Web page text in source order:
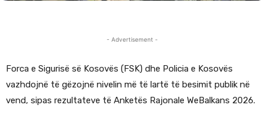
- Advertisement -
Forca e Sigurisë së Kosovës (FSK) dhe Policia e Kosovës
vazhdojnë të gëzojnë nivelin më të lartë të besimit publik në
vend, sipas rezultateve të Anketës Rajonale WeBalkans 2026.